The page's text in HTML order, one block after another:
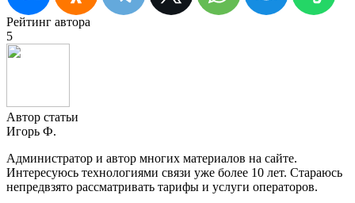
Рейтинг автора
5
Автор статьи
Игорь Ф.
Администратор и автор многих материалов на сайте.
Интересуюсь технологиями связи уже более 10 лет. Стараюсь
непредвзято рассматривать тарифы и услуги операторов.